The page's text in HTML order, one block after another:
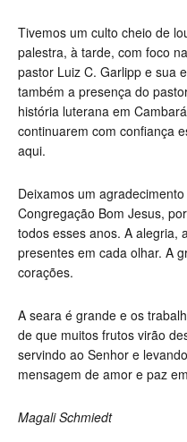
Tivemos um culto cheio de
palestra, à tarde, com foco
pastor Luiz C. Garlipp e sua
também a presença do
história luterana em
continuarem com confiança
aqui.
Deixamos um
Congregação Bom Jesus,
todos esses anos. A alegria,
presentes em cada olhar. A
corações.
A seara é grande e os
de que muitos frutos virão
servindo ao Senhor e
mensagem de amor e paz
Magali Schmiedt